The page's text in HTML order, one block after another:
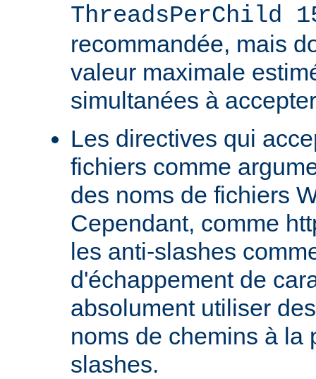
ThreadsPerChild
recommandée, mais
valeur maximale
simultanées à
Les directives qui
fichiers comme
des noms de fichiers
Cependant, comme
les anti-slashes
d'échappement de
absolument utiliser
noms de chemins à la
slashes.